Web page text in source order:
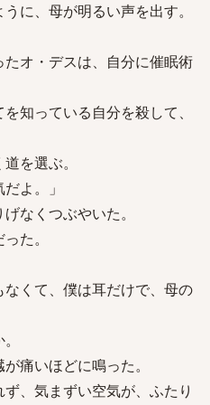
に、母が明るい声を出す。
オ・デスは、自分に催眠術
知っている自分を殺して、
を選ぶ。
よ。」
なくつぶやいた。
た。
くて、僕は耳だけで、母の
痛いほどに鳴った。
、気まずい空気が、ふたり